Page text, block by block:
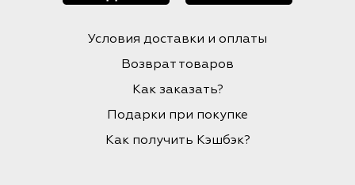
Условия доставки и оплаты
Возврат товаров
Как заказать?
Подарки при покупке
Как получить Кэшбэк?